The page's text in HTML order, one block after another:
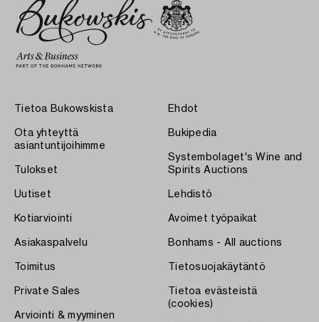
Tietoa Bukowskista
Ota yhteyttä
asiantuntijoihimme
Tulokset
Uutiset
Kotiarviointi
Asiakaspalvelu
Toimitus
Private Sales
Arviointi & myyminen
Ehdot
Bukipedia
Systembolaget's Wine and
Spirits Auctions
Lehdistö
Avoimet työpaikat
Bonhams - All auctions
Tietosuojakäytäntö
Tietoa evästeistä
(cookies)